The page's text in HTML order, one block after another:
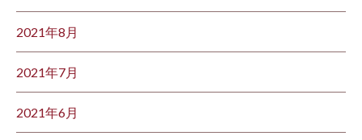
2021年8月
2021年7月
2021年6月